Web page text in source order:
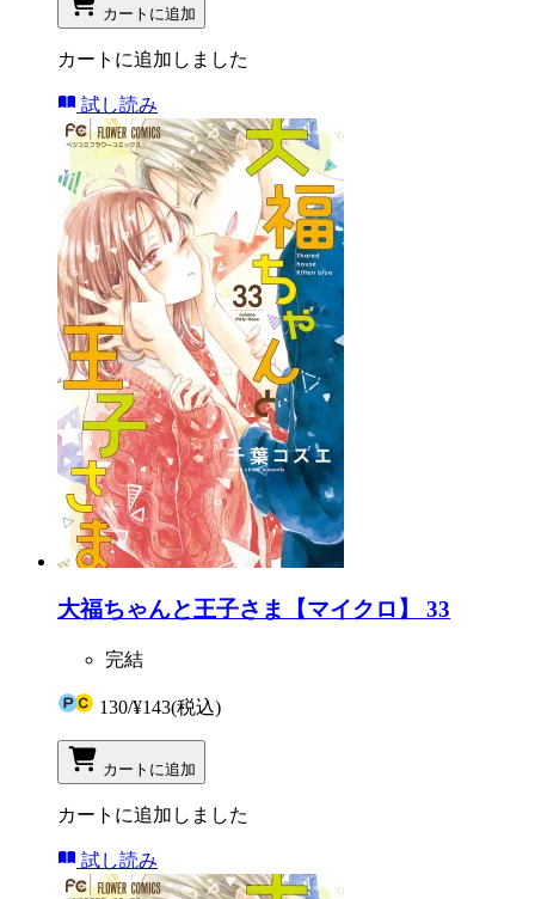
カートに追加
カートに追加しました
試し読み
大福ちゃんと王子さま【マイクロ】 33
完結
130/¥143(税込)
カートに追加
カートに追加しました
試し読み